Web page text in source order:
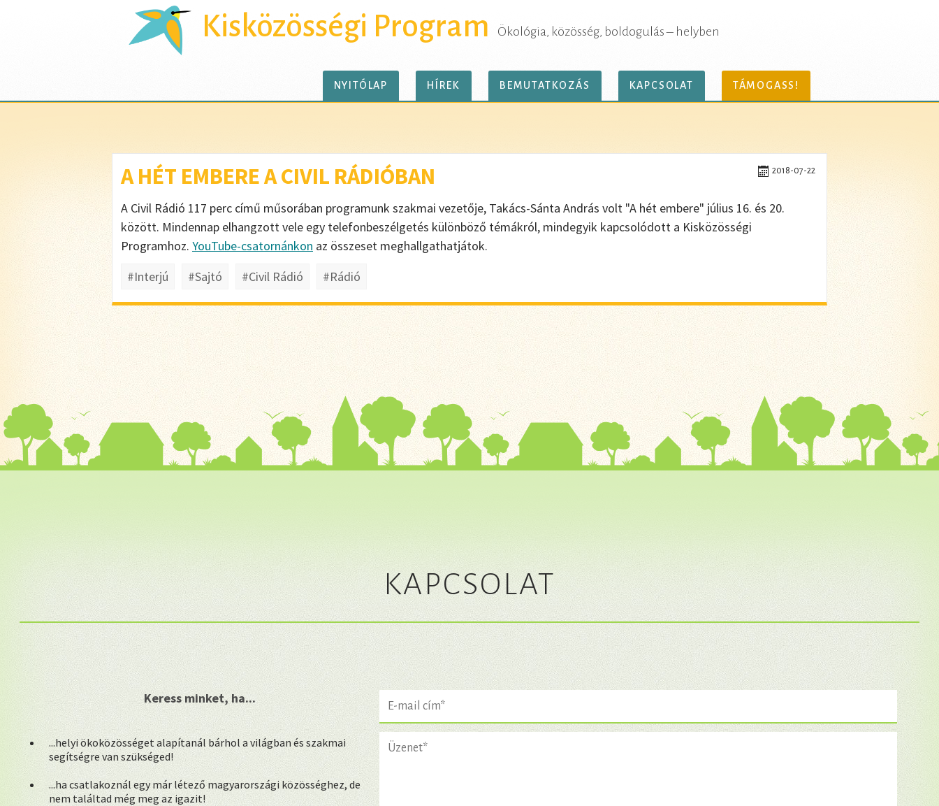
Kisközösségi Program Ökológia, közösség, boldogulás – helyben
NYITÓLAP HÍREK BEMUTATKOZÁS KAPCSOLAT TÁMOGASS!
2018-07-22
A HÉT EMBERE A CIVIL RÁDIÓBAN
A Civil Rádió 117 perc című műsorában programunk szakmai vezetője, Takács-Sánta András volt "A hét embere" július 16. és 20.
között. Mindennap elhangzott vele egy telefonbeszélgetés különböző témákról, mindegyik kapcsolódott a Kisközösségi
Programhoz. YouTube-csatornánkon az összeset meghallgathatjátok.
#Interjú
#Sajtó #Civil Rádió #Rádió
KAPCSOLAT
Keress minket, ha...
...helyi ökoközösséget alapítanál bárhol a világban és szakmai
segítségre van szükséged!
...ha csatlakoznál egy már létező magyarországi közösséghez, de
nem találtad még meg az igazit!